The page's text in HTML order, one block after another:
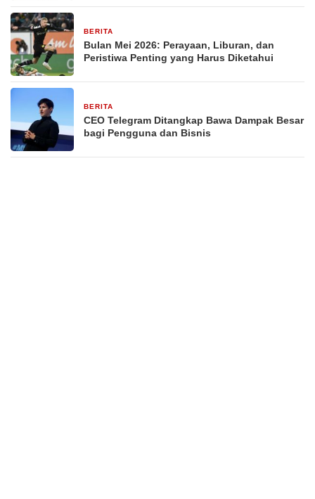
BERITA
Bulan Mei 2026: Perayaan, Liburan, dan
Peristiwa Penting yang Harus Diketahui
BERITA
CEO Telegram Ditangkap Bawa Dampak Besar
bagi Pengguna dan Bisnis